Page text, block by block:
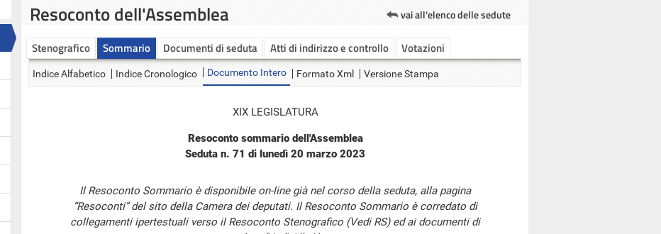
Resoconto dell'Assemblea vai all'elenco delle sedute
Stenografico Sommario Documenti di seduta Atti di indirizzo e controllo Votazioni
Indice Alfabetico Indice Cronologico Documento Intero Formato Xml Versione Stampa
XIX LEGISLATURA
Resoconto sommario dell'Assemblea
Seduta n. 71 di lunedì 20 marzo 2023
Il Resoconto Sommario è disponibile on-line già nel corso della seduta, alla pagina
“Resoconti” del sito della Camera dei deputati. Il Resoconto Sommario è corredato di
collegamenti ipertestuali verso il Resoconto Stenografico (Vedi RS) ed ai documenti di